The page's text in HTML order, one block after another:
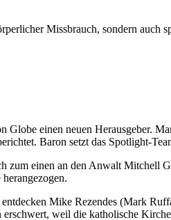
Missbrauch, sondern auch
Globe einen neuen Herausgeber.
Baron setzt das Spotlight-
zum einen an den Anwalt Mitchell
Mike Rezendes (Mark
weil die katholische